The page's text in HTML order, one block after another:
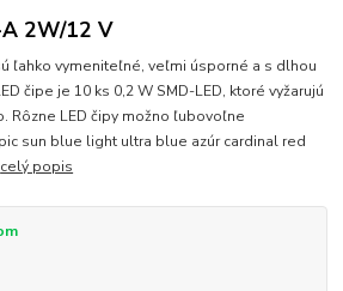
A 2W/12 V
ľahko vymeniteľné, veľmi úsporné a s dlhou
čipe je 10 ks 0,2 W SMD-LED, ktoré vyžarujú
Rôzne LED čipy možno ľubovoľne
sun blue light ultra blue azúr cardinal red
celý popis